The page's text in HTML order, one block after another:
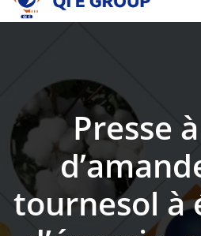
content
Presse
tournesol à